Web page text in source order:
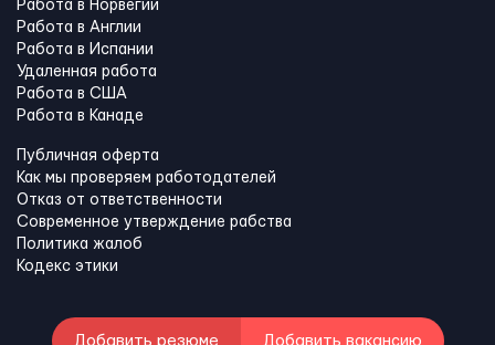
Работа в Норвегии
Работа в Англии
Работа в Испании
Удаленная работа
Работа в США
Работа в Канадe
Публичная оферта
Как мы проверяем работодателей
Отказ от ответственности
Современное утверждение рабства
Политика жалоб
Кодекс этики
Добавить резюме Добавить вакансию